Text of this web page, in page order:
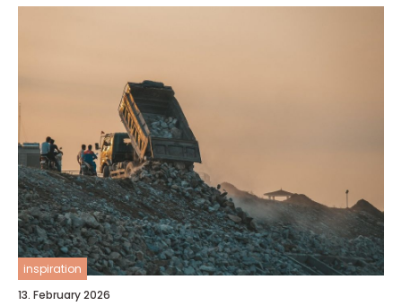
inspiration
13. February 2026